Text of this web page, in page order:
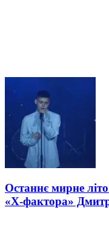
Останнє мирне
«Х-фактора»